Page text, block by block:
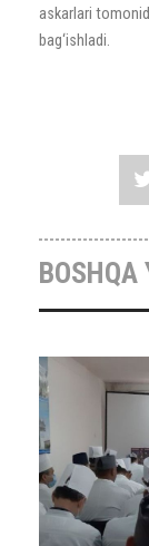
askarlari
bag‘ishladi.
BOSHQA